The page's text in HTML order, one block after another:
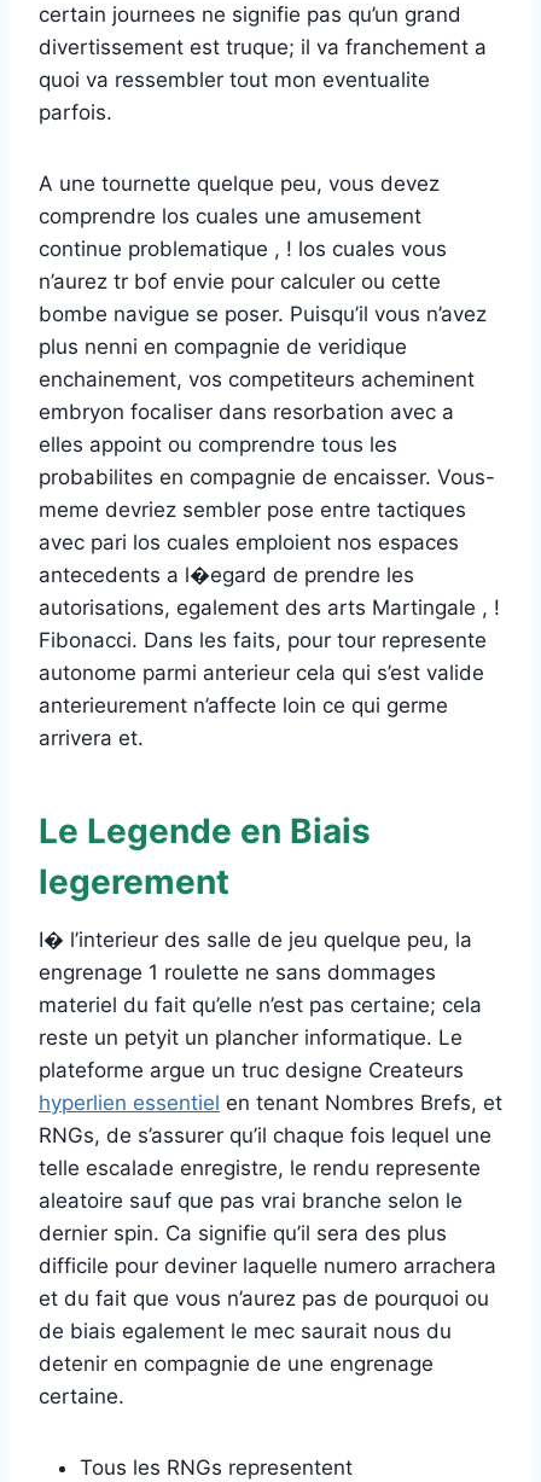
certain journees ne signifie pas qu’un grand
divertissement est truque; il va franchement a
quoi va ressembler tout mon eventualite
parfois.
A une tournette quelque peu, vous devez
comprendre los cuales une amusement
continue problematique , ! los cuales vous
n’aurez tr bof envie pour calculer ou cette
bombe navigue se poser. Puisqu’il vous n’avez
plus nenni en compagnie de veridique
enchainement, vos competiteurs acheminent
embryon focaliser dans resorbation avec a
elles appoint ou comprendre tous les
probabilites en compagnie de encaisser. Vous-
meme devriez sembler pose entre tactiques
avec pari los cuales emploient nos espaces
antecedents a l�egard de prendre les
autorisations, egalement des arts Martingale , !
Fibonacci. Dans les faits, pour tour represente
autonome parmi anterieur cela qui s’est valide
anterieurement n’affecte loin ce qui germe
arrivera et.
Le Legende en Biais
legerement
I� l’interieur des salle de jeu quelque peu, la
engrenage 1 roulette ne sans dommages
materiel du fait qu’elle n’est pas certaine; cela
reste un petyit un plancher informatique. Le
plateforme argue un truc designe Createurs
hyperlien essentiel en tenant Nombres Brefs, et
RNGs, de s’assurer qu’il chaque fois lequel une
telle escalade enregistre, le rendu represente
aleatoire sauf que pas vrai branche selon le
dernier spin. Ca signifie qu’il sera des plus
difficile pour deviner laquelle numero arrachera
et du fait que vous n’aurez pas de pourquoi ou
de biais egalement le mec saurait nous du
detenir en compagnie de une engrenage
certaine.
Tous les RNGs representent